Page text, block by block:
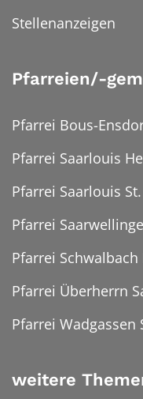
Stellenanzeigen
Pfarreien/-
Pfarrei Bous-
Pfarrei Saarlouis
Pfarrei Saarlouis
Pfarrei
Pfarrei
Pfarrei Überherrn
Pfarrei Wadgassen
weitere